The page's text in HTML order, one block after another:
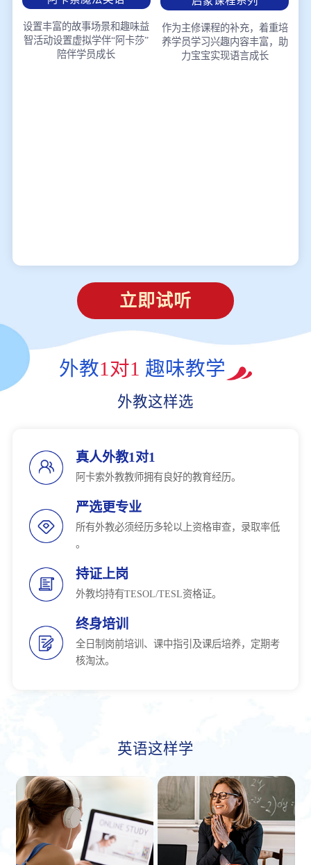
设置丰富的故事场景和趣味益
智活动设置虚拟学伴“阿卡莎”
陪伴学员成长
作为主修课程的补充，着重培
养学员学习兴趣内容丰富，助
力宝宝实现语言成长
立即试听
外教1对1 趣味教学
外教这样选
真人外教1对1
阿卡索外教教师拥有良好的教育经历。
严选更专业
所有外教必须经历多轮以上资格审查，录取率低
。
持证上岗
外教均持有TESOL/TESL资格证。
终身培训
全日制岗前培训、课中指引及课后培养，定期考
核淘汰。
英语这样学